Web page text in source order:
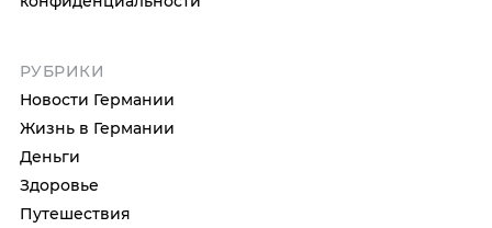
РУБРИКИ
Новости Германии
Жизнь в Германии
Деньги
Здоровье
Путешествия